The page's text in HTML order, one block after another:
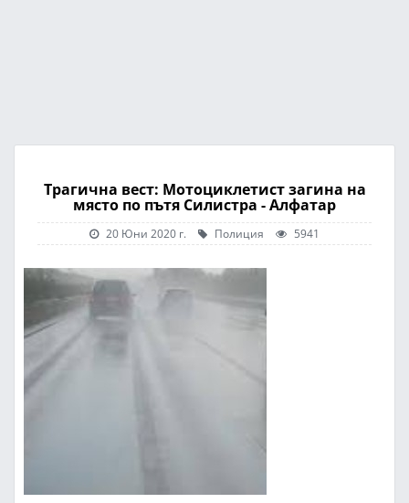
Трагична вест: Мотоциклетист загина на
място по пътя Силистра - Алфатар
20 Юни 2020 г. Полиция 5941